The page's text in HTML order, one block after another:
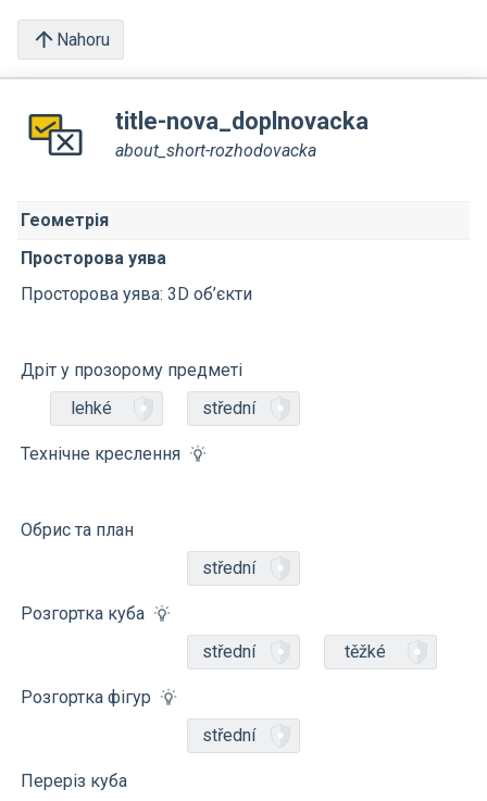
Nahoru
title-nova_doplnovacka
about_short-rozhodovacka
Геометрія
Просторова уява
Просторова уява: 3D об’єкти
Дріт у прозорому предметі
lehké
střední
Технічне креслення
Обрис та план
střední
Розгортка куба
střední
těžké
Розгортка фігур
střední
Переріз куба